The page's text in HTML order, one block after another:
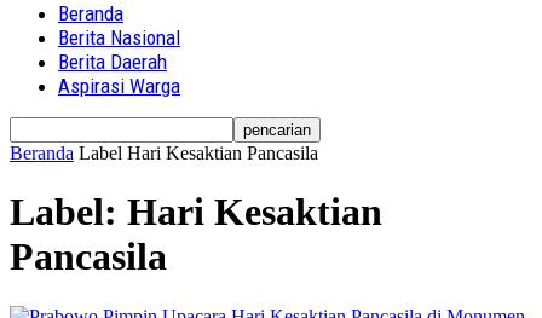
Beranda
Berita Nasional
Berita Daerah
Aspirasi Warga
Beranda Label Hari Kesaktian Pancasila
Label: Hari Kesaktian
Pancasila